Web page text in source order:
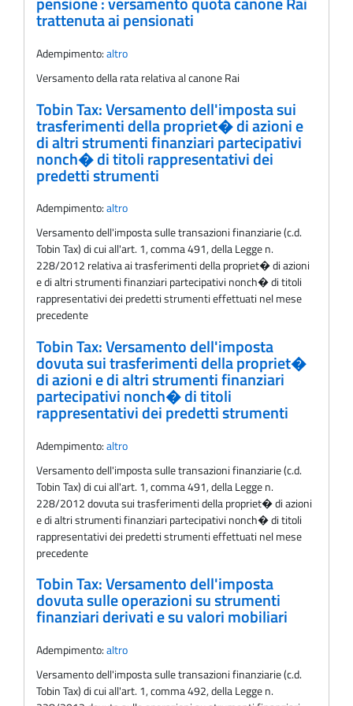
trattenuta ai pensionati
Adempimento:altro
Versamento della rata relativa al canone Rai
Tobin Tax: Versamento dell'imposta sui
trasferimenti della propriet� di azioni e
di altri strumenti finanziari partecipativi
nonch� di titoli rappresentativi dei
predetti strumenti
Adempimento:altro
Versamento dell'imposta sulle transazioni finanziarie (c.d.
Tobin Tax) di cui all'art. 1, comma 491, della Legge n.
228/2012 relativa ai trasferimenti della propriet� di azioni
e di altri strumenti finanziari partecipativi nonch� di titoli
rappresentativi dei predetti strumenti effettuati nel mese
precedente
Tobin Tax: Versamento dell'imposta
dovuta sui trasferimenti della propriet�
di azioni e di altri strumenti finanziari
partecipativi nonch� di titoli
rappresentativi dei predetti strumenti
Adempimento:altro
Versamento dell'imposta sulle transazioni finanziarie (c.d.
Tobin Tax) di cui all'art. 1, comma 491, della Legge n.
228/2012 dovuta sui trasferimenti della propriet� di azioni
e di altri strumenti finanziari partecipativi nonch� di titoli
rappresentativi dei predetti strumenti effettuati nel mese
precedente
Tobin Tax: Versamento dell'imposta
dovuta sulle operazioni su strumenti
finanziari derivati e su valori mobiliari
Adempimento:altro
Versamento dell'imposta sulle transazioni finanziarie (c.d.
Tobin Tax) di cui all'art. 1, comma 492, della Legge n.